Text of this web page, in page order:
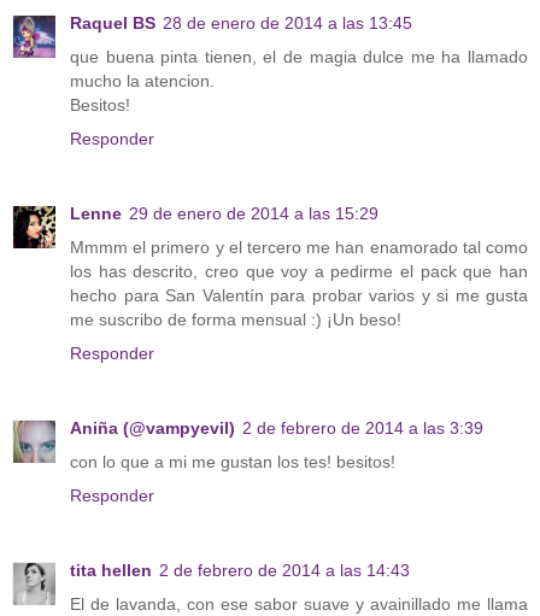
Raquel BS 28 de enero de 2014 a las 13:45
que buena pinta tienen, el de magia dulce me ha llamado
mucho la atencion.
Besitos!
Responder
Lenne 29 de enero de 2014 a las 15:29
Mmmm el primero y el tercero me han enamorado tal como
los has descrito, creo que voy a pedirme el pack que han
hecho para San Valentín para probar varios y si me gusta
me suscribo de forma mensual :) ¡Un beso!
Responder
Aniña (@vampyevil) 2 de febrero de 2014 a las 3:39
con lo que a mi me gustan los tes! besitos!
Responder
tita hellen 2 de febrero de 2014 a las 14:43
El de lavanda, con ese sabor suave y avainillado me llama